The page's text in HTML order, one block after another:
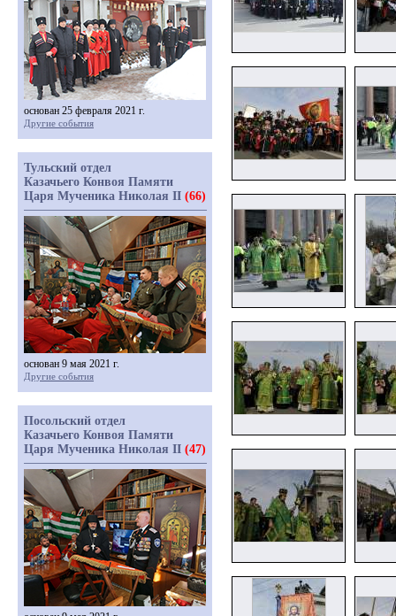
основан 25 февраля 2021 г.
Другие события
Тульский отдел
Казачьего Конвоя Памяти
Царя Мученика Николая II (66)
основан 9 мая 2021 г.
Другие события
Посольский отдел
Казачьего Конвоя Памяти
Царя Мученика Николая II (47)